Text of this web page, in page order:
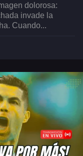
dolorosa:
invade la
Cuando...